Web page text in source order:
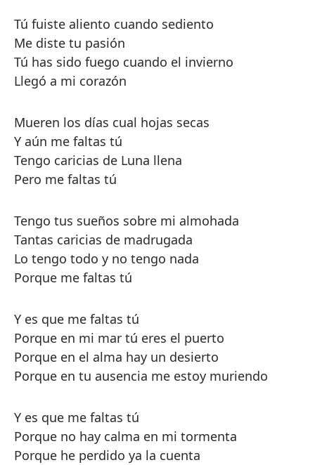
Tú fuiste aliento cuando sediento
Me diste tu pasión
Tú has sido fuego cuando el invierno
Llegó a mi corazón
Mueren los días cual hojas secas
Y aún me faltas tú
Tengo caricias de Luna llena
Pero me faltas tú
Tengo tus sueños sobre mi almohada
Tantas caricias de madrugada
Lo tengo todo y no tengo nada
Porque me faltas tú
Y es que me faltas tú
Porque en mi mar tú eres el puerto
Porque en el alma hay un desierto
Porque en tu ausencia me estoy muriendo
Y es que me faltas tú
Porque no hay calma en mi tormenta
Porque he perdido ya la cuenta